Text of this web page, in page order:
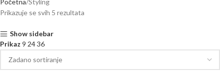
Početna Styling
Prikazuje se svih 5 rezultata
Show sidebar
Prikaz 9 2436